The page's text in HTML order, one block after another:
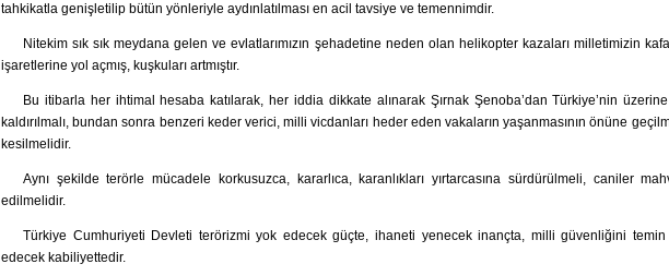
tahkikatla genişletilip bütün yönleriyle aydınlatılması en acil tavsiye ve temennimdir.
Nitekim sık sık meydana gelen ve evlatlarımızın şehadetine neden olan helikopter kazaları milletimizin
işaretlerine yol açmış, kuşkuları artmıştır.
Bu itibarla her ihtimal hesaba katılarak, her iddia dikkate alınarak Şırnak Şenoba’dan Türkiye’nin
kaldırılmalı, bundan sonra benzeri keder verici, milli vicdanları heder eden vakaların yaşanmasının önüne
kesilmelidir.
Aynı şekilde terörle mücadele korkusuzca, kararlıca, karanlıkları yırtarcasına sürdürülmeli, caniler
edilmelidir.
Türkiye Cumhuriyeti Devleti terörizmi yok edecek güçte, ihaneti yenecek inançta, milli güvenliğini
edecek kabiliyettedir.